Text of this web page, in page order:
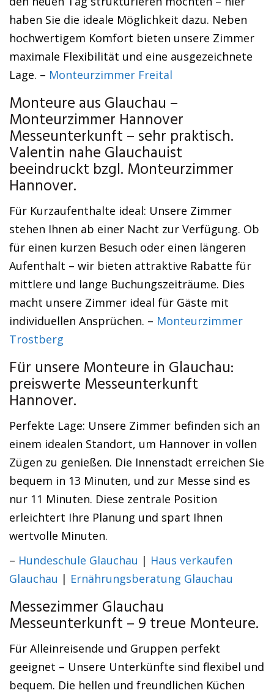
haben Sie die ideale Möglichkeit dazu. Neben
hochwertigem Komfort bieten unsere Zimmer
maximale Flexibilität und eine ausgezeichnete
Lage. – Monteurzimmer Freital
Monteure aus Glauchau –
Monteurzimmer Hannover
Messeunterkunft – sehr praktisch.
Valentin nahe Glauchauist
beeindruckt bzgl. Monteurzimmer
Hannover.
Für Kurzaufenthalte ideal: Unsere Zimmer
stehen Ihnen ab einer Nacht zur Verfügung. Ob
für einen kurzen Besuch oder einen längeren
Aufenthalt – wir bieten attraktive Rabatte für
mittlere und lange Buchungszeiträume. Dies
macht unsere Zimmer ideal für Gäste mit
individuellen Ansprüchen. – Monteurzimmer
Trostberg
Für unsere Monteure in Glauchau:
preiswerte Messeunterkunft
Hannover.
Perfekte Lage: Unsere Zimmer befinden sich an
einem idealen Standort, um Hannover in vollen
Zügen zu genießen. Die Innenstadt erreichen Sie
bequem in 13 Minuten, und zur Messe sind es
nur 11 Minuten. Diese zentrale Position
erleichtert Ihre Planung und spart Ihnen
wertvolle Minuten.
– Hundeschule Glauchau | Haus verkaufen
Glauchau | Ernährungsberatung Glauchau
Messezimmer Glauchau
Messeunterkunft – 9 treue Monteure.
Für Alleinreisende und Gruppen perfekt
geeignet – Unsere Unterkünfte sind flexibel und
bequem. Die hellen und freundlichen Küchen